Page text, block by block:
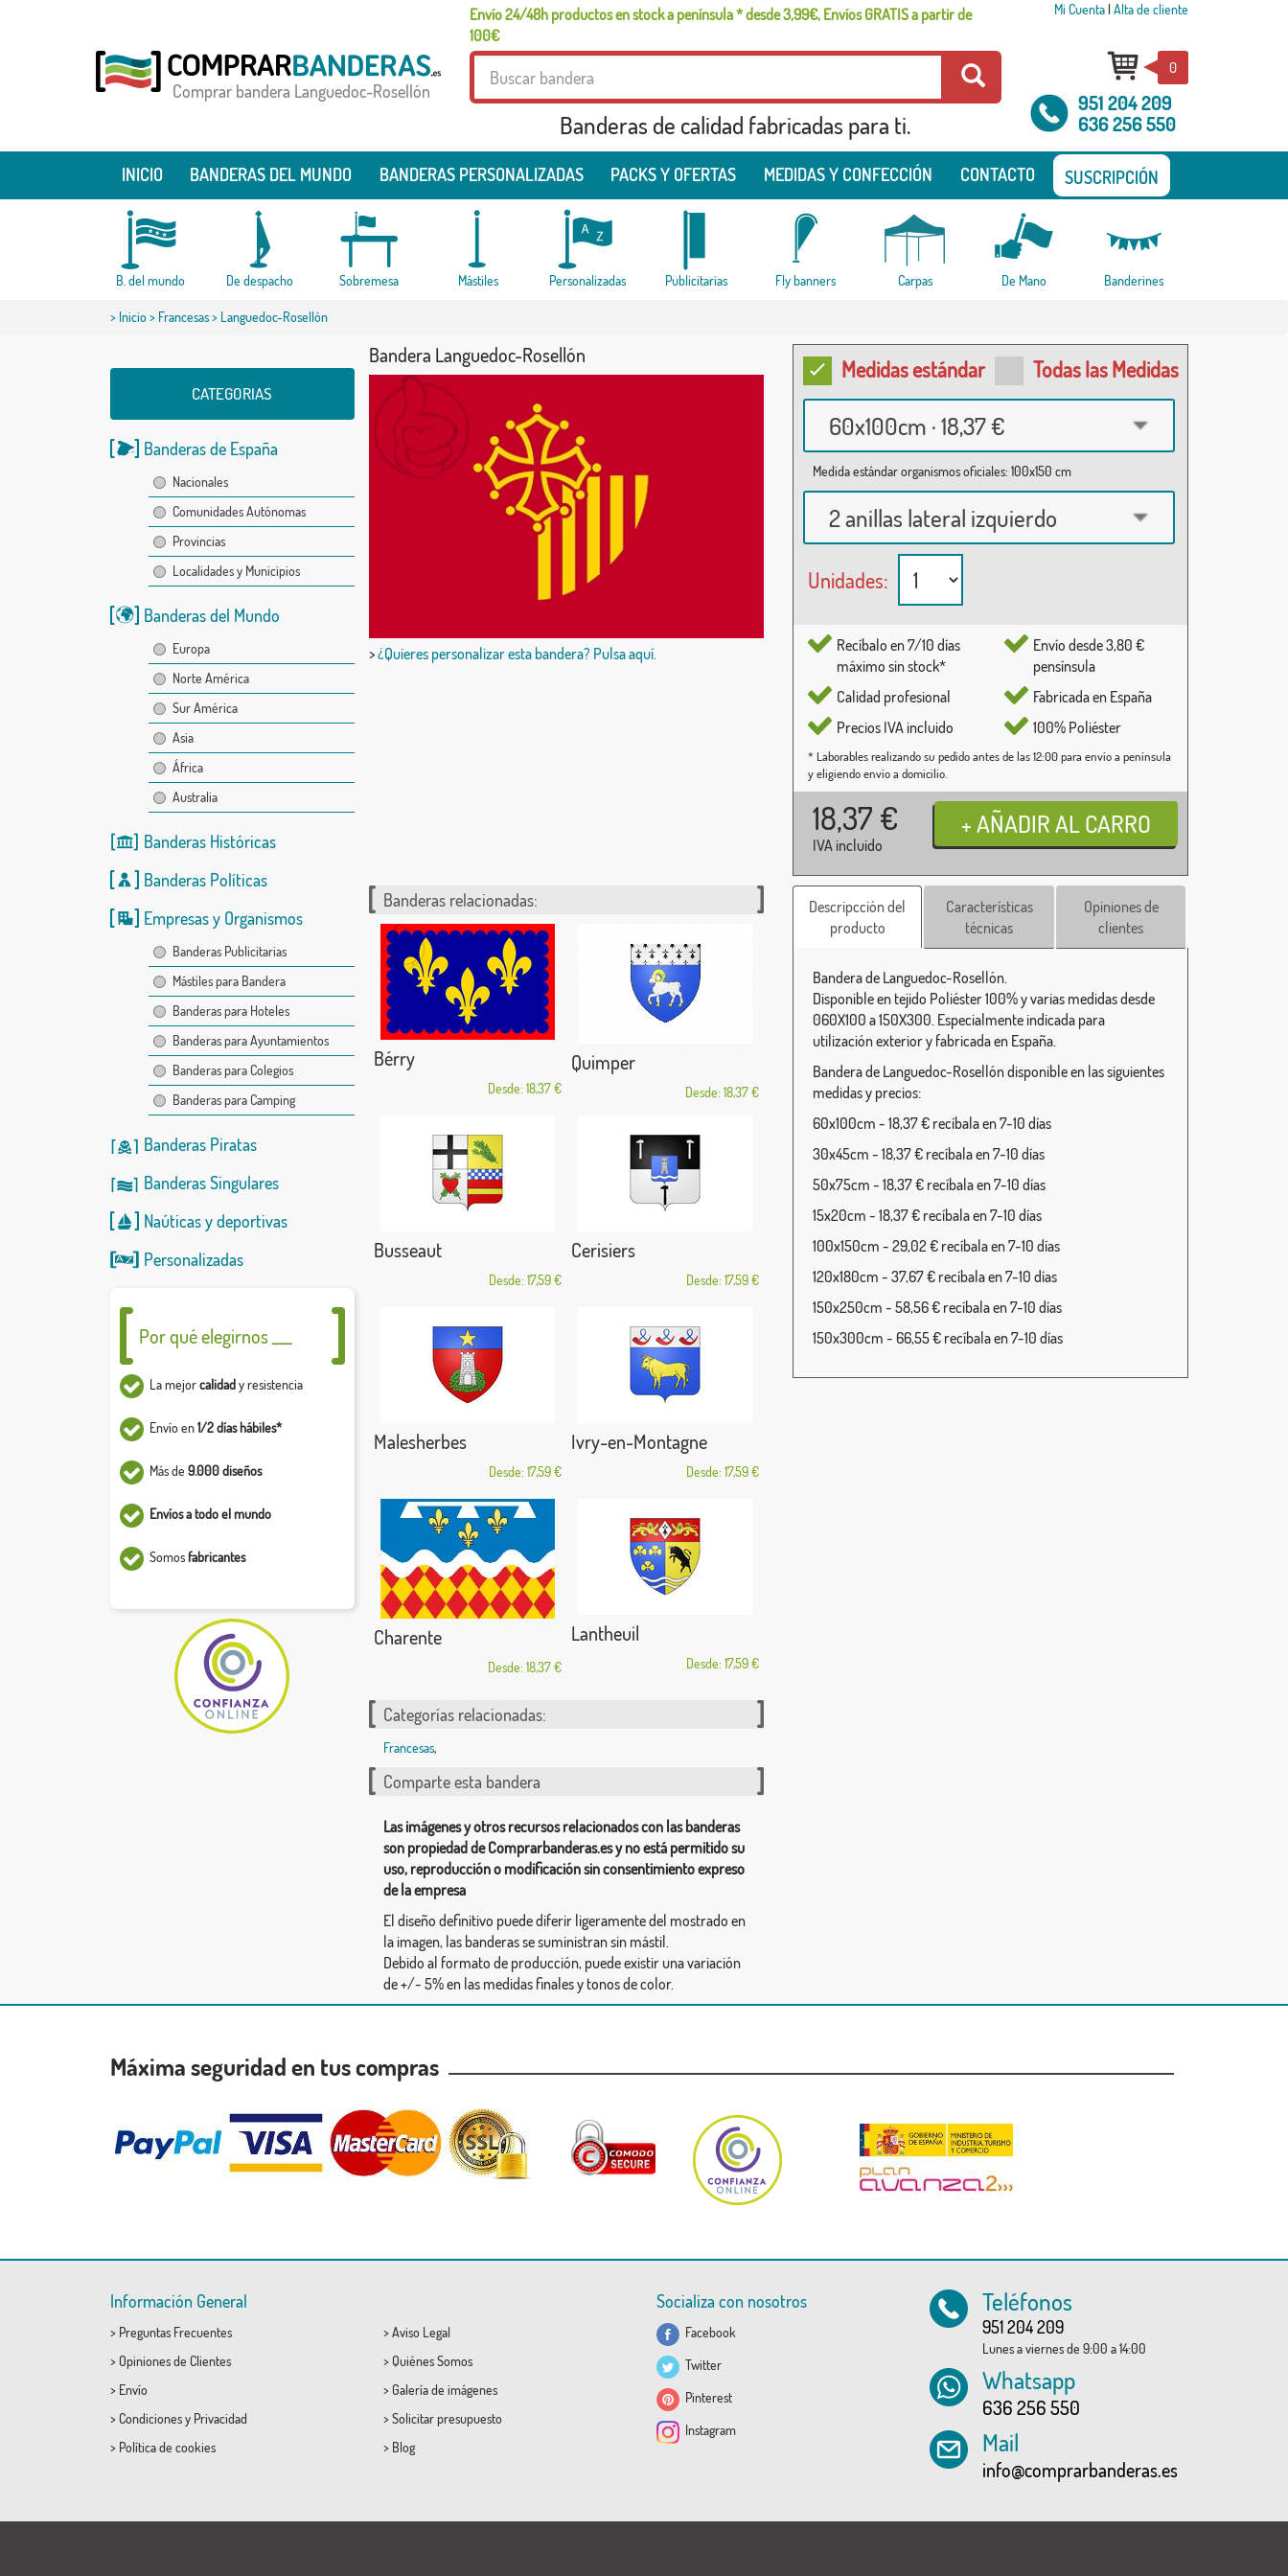
Envío 24/48h productos en stock a península * desde 3,99€, Envíos GRATIS a partir de
100€
Mi Cuenta| Alta de cliente
Comprar bandera Languedoc-Rosellón
Banderas de calidad fabricadas para ti.
0
951 204 209
636 256 550
INICIO BANDERAS DEL MUNDO BANDERAS PERSONALIZADAS PACKS Y OFERTAS MEDIDAS Y CONFECCIÓN CONTACTO SUSCRIPCIÓN
B. del mundo De despacho Sobremesa Mástiles Personalizadas Publicitarias Fly banners Carpas De Mano Banderines
> Inicio> Francesas> Languedoc-Rosellón
CATEGORIAS
Banderas de España
Nacionales
Comunidades Autónomas
Provincias
Localidades y Municipios
Banderas del Mundo
Europa
Norte América
Sur América
Asia
África
Australia
Banderas Históricas
Banderas Políticas
Empresas y Organismos
Banderas Publicitarias
Mástiles para Bandera
Banderas para Hoteles
Banderas para Ayuntamientos
Banderas para Colegios
Banderas para Camping
Banderas Piratas
Banderas Singulares
Naúticasydeportivas
Personalizadas
Por qué elegirnos ___
La mejorcalidady resistencia
Envío en1/2 días hábiles*
Más de 9.000 diseños
Envíos a todo el mundo
Somosfabricantes
Bandera Languedoc-Rosellón
>¿Quieres personalizar esta bandera? Pulsa aquí.
Medidas estándar Todas las Medidas
60x100cm · 18,37 €
Medida estándar organismos oficiales: 100x150 cm
2 anillas lateral izquierdo
Unidades:
Recíbalo en 7/10 días
máximo sin stock*
Calidad profesional
Precios IVA incluido
Envío desde 3,80 €
pensínsula
Fabricada en España
100% Poliéster
* Laborables realizando su pedido antes de las 12:00 para envío a península
y eligiendo envío a domicilio.
18,37 €
IVA incluido
Banderas relacionadas:
Bérry
Desde: 18,37 €
Quimper
Desde: 18,37 €
Busseaut
Desde: 17,59 €
Cerisiers
Desde: 17,59 €
Malesherbes
Desde: 17,59 €
Ivry-en-Montagne
Desde: 17,59 €
Charente
Desde: 18,37 €
Lantheuil
Desde: 17,59 €
Categorías relacionadas:
Francesas,
Comparte esta bandera
Las imágenes y otros recursos relacionados con las banderas
son propiedad de Comprarbanderas.es y no está permitido su
uso, reproducción o modificación sin consentimiento expreso
de la empresa
El diseño definitivo puede diferir ligeramente del mostrado en
la imagen, las banderas se suministran sin mástil.
Debido al formato de producción, puede existir una variación
de +/- 5% en las medidas finales y tonos de color.
Descripcción del
producto
Características
técnicas
Opiniones de
clientes
Bandera de Languedoc-Rosellón.
Disponible en tejido Poliéster 100% y varias medidas desde
060X100 a 150X300. Especialmente indicada para
utilización exterior y fabricada en España.
Bandera de Languedoc-Rosellón disponible en las siguientes
medidas y precios:
60x100cm - 18,37 € recíbala en 7-10 días
30x45cm - 18,37 € recíbala en 7-10 días
50x75cm - 18,37 € recíbala en 7-10 días
15x20cm - 18,37 € recíbala en 7-10 días
100x150cm - 29,02 € recíbala en 7-10 días
120x180cm - 37,67 € recíbala en 7-10 días
150x250cm - 58,56 € recíbala en 7-10 días
150x300cm - 66,55 € recíbala en 7-10 días
Máxima seguridad en tus compras
Información General
> Preguntas Frecuentes
> Opiniones de Clientes
> Envío
> Condicionesy Privacidad
> Política de cookies
> Aviso Legal
> Quiénes Somos
> Galería de imágenes
> Solicitar presupuesto
> Blog
Socializa con nosotros
Facebook
Twitter
Pinterest
Instagram
Teléfonos
951 204 209
Lunes a viernes de 9:00 a 14:00
Whatsapp
636 256 550
Mail
info@comprarbanderas.es